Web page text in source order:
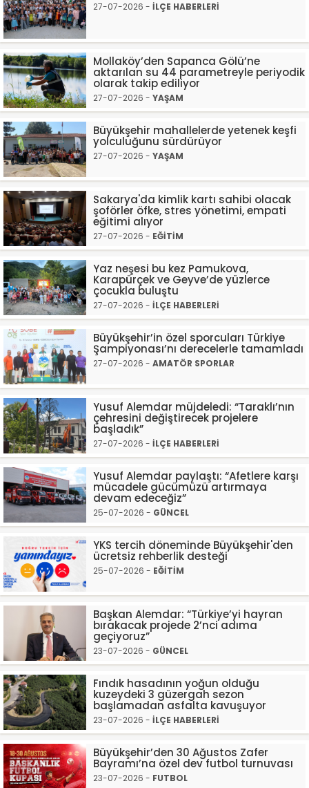
27-07-2026 - İLÇE HABERLERİ
Mollaköy’den Sapanca Gölü’ne
aktarılan su 44 parametreyle periyodik
olarak takip ediliyor
27-07-2026 - YAŞAM
Büyükşehir mahallelerde yetenek keşfi
yolculuğunu sürdürüyor
27-07-2026 - YAŞAM
Sakarya'da kimlik kartı sahibi olacak
şoförler öfke, stres yönetimi, empati
eğitimi alıyor
27-07-2026 - EĞİTİM
Yaz neşesi bu kez Pamukova,
Karapürçek ve Geyve’de yüzlerce
çocukla buluştu
27-07-2026 - İLÇE HABERLERİ
Büyükşehir’in özel sporcuları Türkiye
Şampiyonası’nı derecelerle tamamladı
27-07-2026 - AMATÖR SPORLAR
Yusuf Alemdar müjdeledi: “Taraklı’nın
çehresini değiştirecek projelere
başladık”
27-07-2026 - İLÇE HABERLERİ
Yusuf Alemdar paylaştı: “Afetlere karşı
mücadele gücümüzü artırmaya
devam edeceğiz”
25-07-2026 - GÜNCEL
YKS tercih döneminde Büyükşehir'den
ücretsiz rehberlik desteği
25-07-2026 - EĞİTİM
Başkan Alemdar: “Türkiye’yi hayran
bırakacak projede 2’nci adıma
geçiyoruz”
23-07-2026 - GÜNCEL
Fındık hasadının yoğun olduğu
kuzeydeki 3 güzergah sezon
başlamadan asfalta kavuşuyor
23-07-2026 - İLÇE HABERLERİ
Büyükşehir’den 30 Ağustos Zafer
Bayramı’na özel dev futbol turnuvası
23-07-2026 - FUTBOL